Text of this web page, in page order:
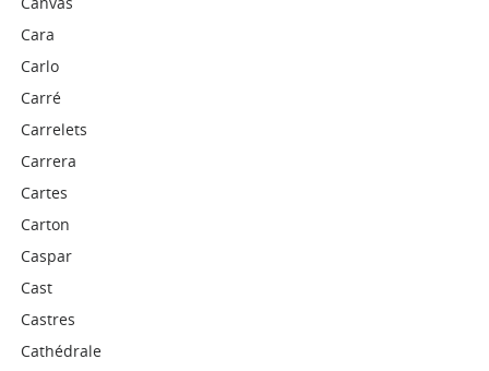
Cara
Carlo
Carré
Carrelets
Carrera
Cartes
Carton
Caspar
Cast
Castres
Cathédrale